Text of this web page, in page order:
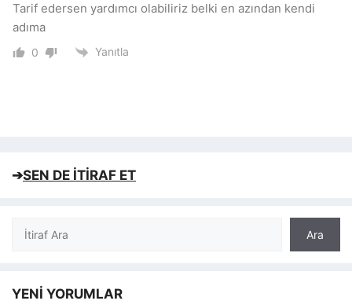
Tarif edersen yardımcı olabiliriz belki en azından kendi
adıma
0 Yanıtla
➔SEN DE İTİRAF ET
Ara
Ara
YENİ YORUMLAR